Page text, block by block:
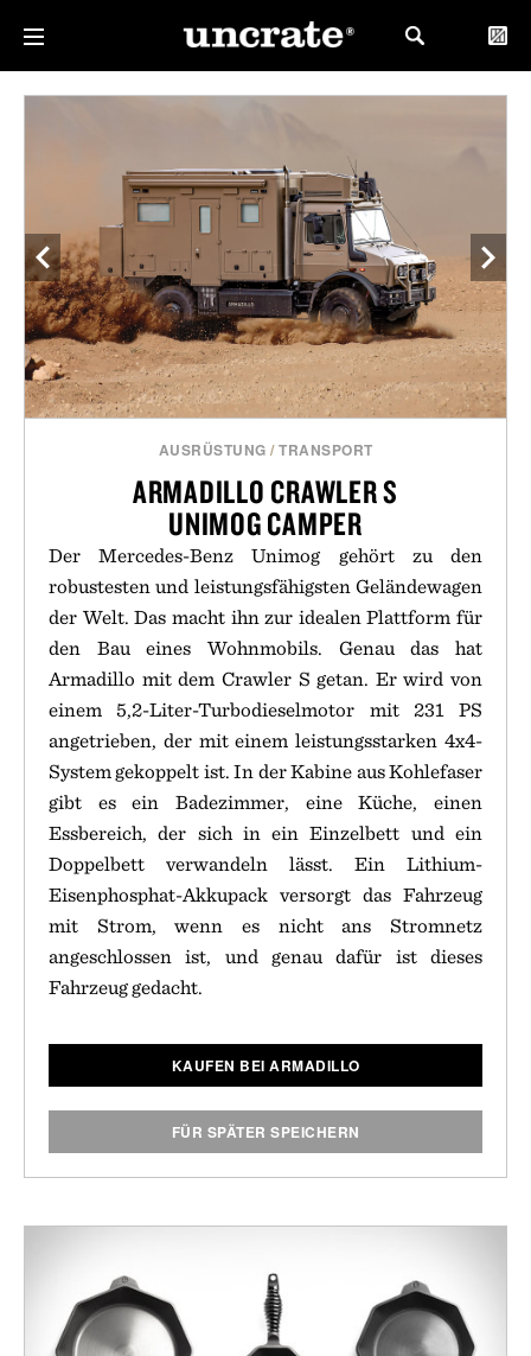
AUSRÜSTUNG /TRANSPORT
ARMADILLO CRAWLER S
UNIMOG CAMPER
Der Mercedes-Benz Unimog gehört zu den
robustesten und leistungsfähigsten Geländewagen
der Welt. Das macht ihn zur idealen Plattform für
den Bau eines Wohnmobils. Genau das hat
Armadillo mit dem Crawler S getan. Er wird von
einem 5,2-Liter-Turbodieselmotor mit 231 PS
angetrieben, der mit einem leistungsstarken 4x4-
System gekoppelt ist. In der Kabine aus Kohlefaser
gibt es ein Badezimmer, eine Küche, einen
Essbereich, der sich in ein Einzelbett und ein
Doppelbett verwandeln lässt. Ein Lithium-
Eisenphosphat-Akkupack versorgt das Fahrzeug
mit Strom, wenn es nicht ans Stromnetz
angeschlossen ist, und genau dafür ist dieses
Fahrzeug gedacht.
KAUFEN BEI ARMADILLO
FÜR SPÄTER SPEICHERN